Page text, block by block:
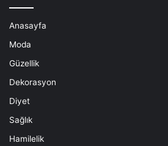
Anasayfa
Moda
Güzellik
Dekorasyon
Diyet
Sağlık
Hamilelik